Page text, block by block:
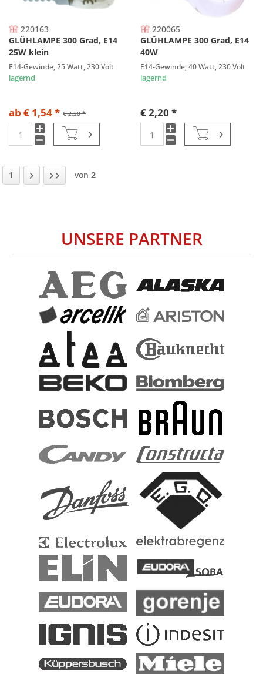
220163
GLÜHLAMPE 300 Grad, E14
25W klein
E14-Gewinde, 25 Watt, 230 Volt
lagernd
€ 2,20 *
ab € 1,54 *
220065
GLÜHLAMPE 300 Grad, E14
40W
E14-Gewinde, 40 Watt, 230 Volt
lagernd
€ 2,20 *
1 von 2
UNSERE PARTNER